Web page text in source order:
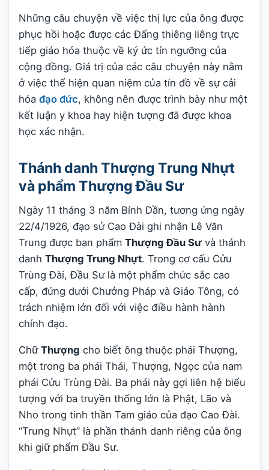
Những câu chuyện về việc thị lực của ông được
phục hồi hoặc được các Đấng thiêng liêng trực
tiếp giáo hóa thuộc về ký ức tín ngưỡng của
cộng đồng. Giá trị của các câu chuyện này nằm
ở việc thể hiện quan niệm của tín đồ về sự cải
hóa đạo đức, không nên được trình bày như một
kết luận y khoa hay hiện tượng đã được khoa
học xác nhận.
Thánh danh Thượng Trung Nhựt
và phẩm Thượng Đầu Sư
Ngày 11 tháng 3 năm Bính Dần, tương ứng ngày
22/4/1926, đạo sử Cao Đài ghi nhận Lê Văn
Trung được ban phẩm Thượng Đầu Sư và thánh
danh Thượng Trung Nhựt. Trong cơ cấu Cửu
Trùng Đài, Đầu Sư là một phẩm chức sắc cao
cấp, đứng dưới Chưởng Pháp và Giáo Tông, có
trách nhiệm lớn đối với việc điều hành hành
chính đạo.
Chữ Thượng cho biết ông thuộc phái Thượng,
một trong ba phái Thái, Thượng, Ngọc của nam
phái Cửu Trùng Đài. Ba phái này gợi liên hệ biểu
tượng với ba truyền thống lớn là Phật, Lão và
Nho trong tinh thần Tam giáo của đạo Cao Đài.
“Trung Nhựt” là phần thánh danh riêng của ông
khi giữ phẩm Đầu Sư.